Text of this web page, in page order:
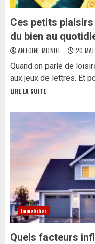
Ces petits
du bien au
ANTOINE MONOT 20
Quand on parle de
aux jeux de lettres. Et
LIRE LA SUITE
Immobilier
Quels facteurs